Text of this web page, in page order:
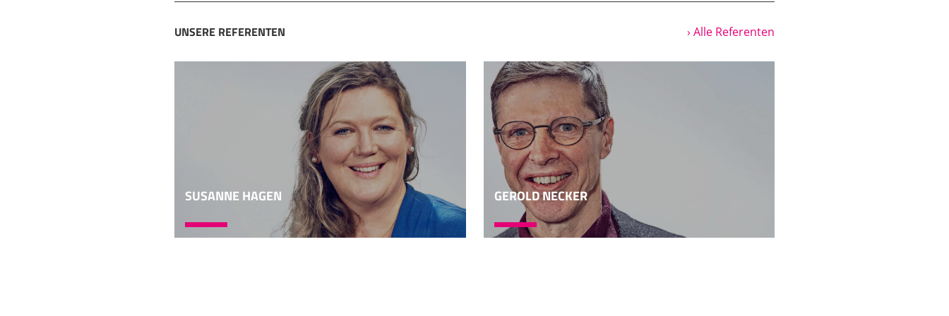
Kellern lagern. Das war völlig korrekt beschrieben, zum Beispiel in der Wiener Papyrussammlung lagern
diese ganzen Fragmente oder vollständigen Papyri und beschriebenen Tonscherben tatsächlich im
Kellergeschoss. Aber bitte, das ist nicht ein feuchter Keller, den man für nichts anderes brauchen kann,
gelagert wird, sondern natürlich klimatisch unter den idealen Verhältnissen und so weiter, aber
geschossmäßig tatsächlich im Keller. Bei der Wiener Sammlung weiß man immerhin auf die Anzahl
genau, wie viel Papyri, Tonscherben und auch noch in welcher Sprache zur Sammlung gehören. Das ist
alles seit Jahrzehnten inventarisiert, also zum Beispiel nur griechische Papyri besitzt die Wiener
Papyrussammlung mehr als 60.000. Die genaue aktuelle Zahl könnte man dort fragen, die weiß ich jetzt
nicht, das sind so zwischen 60.000 und 61.000 Stück. Und nur ein Bruchteil davon ist bisher publiziert. Bei
der größten Papyrussammlung, die in Oxford zu Hause ist, da sind Papyri aus archäologischen
Grabungen aus einem Ort namens Oxyrhynchus.
UNSERE REFERENTEN › Alle Referenten
SUSANNE HAGEN GEROLD NECKER